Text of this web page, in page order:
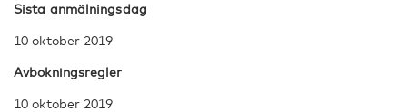
Sista anmälningsdag
10 oktober 2019
Avbokningsregler
10 oktober 2019